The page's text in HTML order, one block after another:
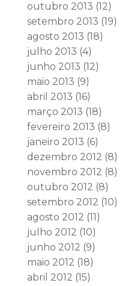
outubro 2013 (12)
setembro 2013 (19)
agosto 2013 (18)
julho 2013 (4)
junho 2013 (12)
maio 2013 (9)
abril 2013 (16)
março 2013 (18)
fevereiro 2013 (8)
janeiro 2013 (6)
dezembro 2012 (8)
novembro 2012 (8)
outubro 2012 (8)
setembro 2012 (10)
agosto 2012 (11)
julho 2012 (10)
junho 2012 (9)
maio 2012 (18)
abril 2012 (15)